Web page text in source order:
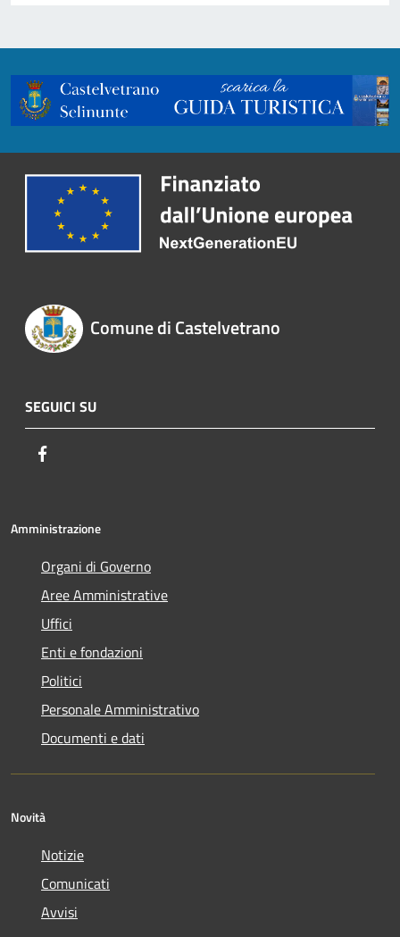
Comune di Castelvetrano
SEGUICI SU
Amministrazione
Organi di Governo
Aree Amministrative
Uffici
Enti e fondazioni
Politici
Personale Amministrativo
Documenti e dati
Novità
Notizie
Comunicati
Avvisi